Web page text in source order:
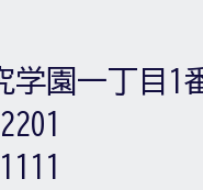
学園一丁目1